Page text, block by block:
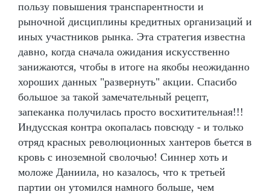
пользу повышения транспарентности и
рыночной дисциплины кредитных организаций и
иных участников рынка. Эта стратегия известна
давно, когда сначала ожидания искусственно
занижаются, чтобы в итоге на якобы неожиданно
хороших данных "развернуть" акции. Спасибо
большое за такой замечательный рецепт,
запеканка получилась просто восхитительная!!!
Индусская контра окопалась повсюду - и только
отряд красных революционных хантеров бьется в
кровь с иноземной сволочью! Синнер хоть и
моложе Даниила, но казалось, что к третьей
партии он утомился намного больше, чем